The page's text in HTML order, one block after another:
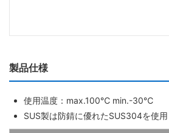
製品仕様
使用温度：max.100℃ min.-30℃
SUS製は防錆に優れたSUS304を使用